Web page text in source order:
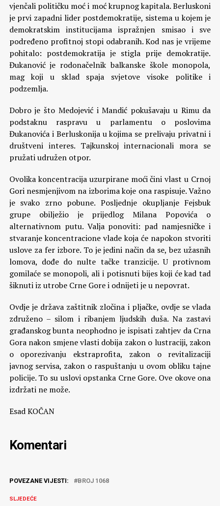
vjenčali političku moć i moć krupnog kapitala. Berluskoni
je prvi zapadni lider postdemokratije, sistema u kojem je
demokratskim institucijama ispražnjen smisao i sve
podređeno profitnoj stopi odabranih. Kod nas je vrijeme
pohitalo: postdemokratija je stigla prije demokratije.
Đukanović je rodonačelnik balkanske škole monopola,
mag koji u sklad spaja svjetove visoke politike i
podzemlja.
Dobro je što Medojević i Mandić pokušavaju u Rimu da
podstaknu raspravu u parlamentu o poslovima
Đukanovića i Berluskonija u kojima se prelivaju privatni i
društveni interes. Tajkunskoj internacionali mora se
pružati udružen otpor.
Ovolika koncentracija uzurpirane moći čini vlast u Crnoj
Gori nesmjenjivom na izborima koje ona raspisuje. Važno
je svako zrno pobune. Posljednje okupljanje Fejsbuk
grupe obilježio je prijedlog Milana Popovića o
alternativnom putu. Valja ponoviti: pad namjesničke i
stvaranje koncentracione vlade koja će napokon stvoriti
uslove za fer izbore. To je jedini način da se, bez užasnih
lomova, dođe do nulte tačke tranzicije. U protivnom
gomilaće se monopoli, ali i potisnuti bijes koji će kad tad
šiknuti iz utrobe Crne Gore i odnijeti je u nepovrat.
Ovdje je država zaštitnik zločina i pljačke, ovdje se vlada
združeno – silom i ribanjem ljudskih duša. Na zastavi
građanskog bunta neophodno je ispisati zahtjev da Crna
Gora nakon smjene vlasti dobija zakon o lustraciji, zakon
o oporezivanju ekstraprofita, zakon o revitalizaciji
javnog servisa, zakon o raspuštanju u ovom obliku tajne
policije. To su uslovi opstanka Crne Gore. Ove okove ona
izdržati ne može.
Esad KOČAN
Komentari
POVEZANE VIJESTI: BROJ 1068
SLJEDEĆE